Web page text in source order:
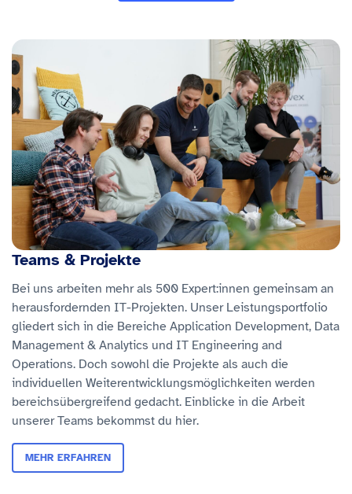
Teams & Projekte
Bei uns arbeiten mehr als 500 Expert:innen gemeinsam an
herausfordernden IT-Projekten. Unser Leistungsportfolio
gliedert sich in die Bereiche Application Development, Data
Management & Analytics und IT Engineering and
Operations. Doch sowohl die Projekte als auch die
individuellen Weiterentwicklungs­möglichkeiten werden
bereichsübergreifend gedacht. Einblicke in die Arbeit
unserer Teams bekommst du hier.
MEHR ERFAHREN